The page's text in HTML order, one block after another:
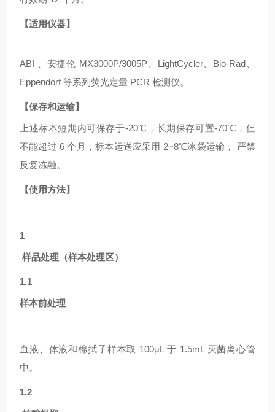
【适用仪器】
ABI 、安捷伦 MX3000P/3005P、LightCycler、Bio-Rad、
Eppendorf 等系列荧光定量 PCR 检测仪。
【保存和运输】
上述标本短期内可保存于-20℃，长期保存可置-70℃，但
不能超过 6 个月，标本运送应采用 2~8℃冰袋运输， 严禁
反复冻融。
【使用方法】
1
样品处理（样本处理区）
1.1
样本前处理
血液、体液和棉拭子样本取 100μL 于 1.5mL 灭菌离心管
中。
1.2